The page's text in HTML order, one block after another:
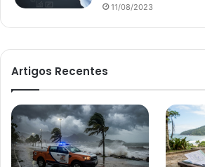
11/08/2023
Artigos Recentes